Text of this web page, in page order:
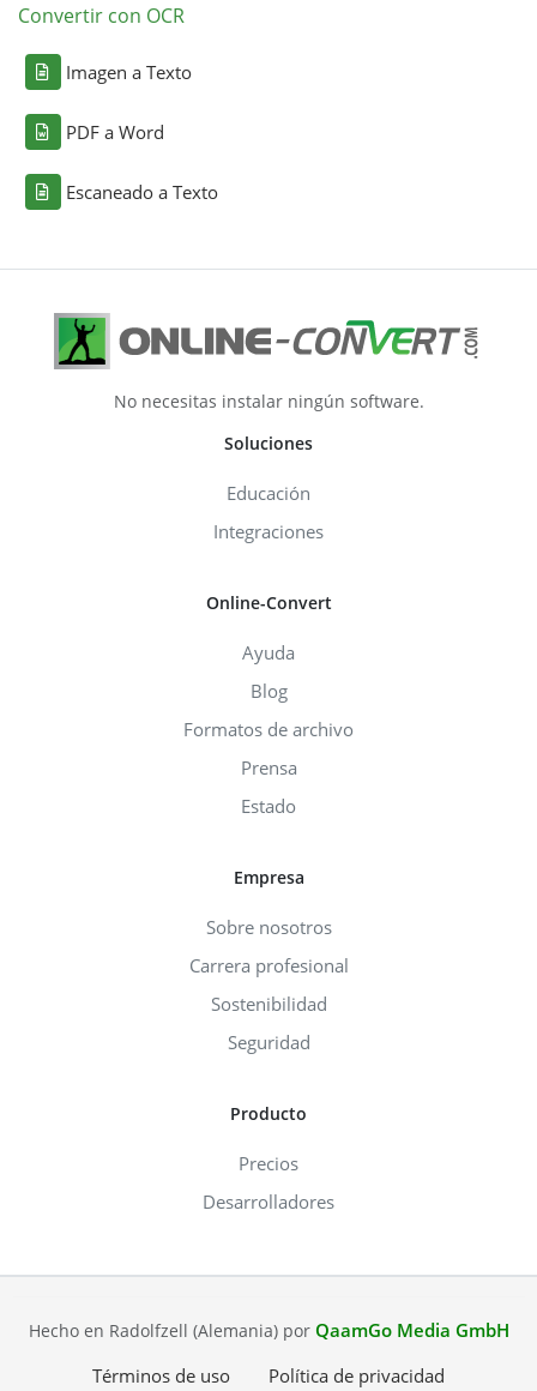
Convertir con OCR
Imagen a Texto
PDF a Word
Escaneado a Texto
No necesitas instalar ningún software.
Soluciones
Educación
Integraciones
Online-Convert
Ayuda
Blog
Formatos de archivo
Prensa
Estado
Empresa
Sobre nosotros
Carrera profesional
Sostenibilidad
Seguridad
Producto
Precios
Desarrolladores
Hecho en Radolfzell (Alemania) por QaamGo Media GmbH
Términos de uso
Política de privacidad